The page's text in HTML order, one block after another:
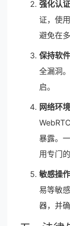
强化认
证，使
避免在
保持软
全漏洞
启。
网络环
暴露。
用专门
敏感操
易等敏
器，并